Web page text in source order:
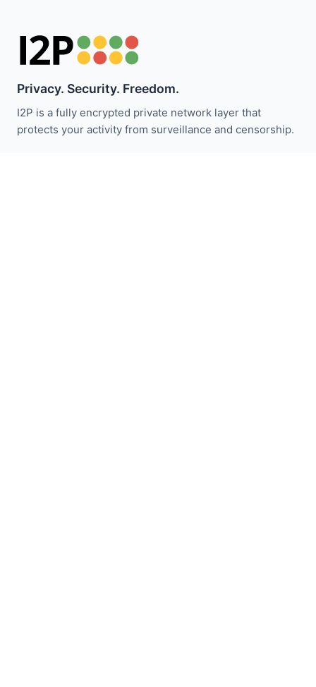
Privacy. Security. Freedom.
I2P is a fully encrypted private network layer that
protects your activity from surveillance and censorship.